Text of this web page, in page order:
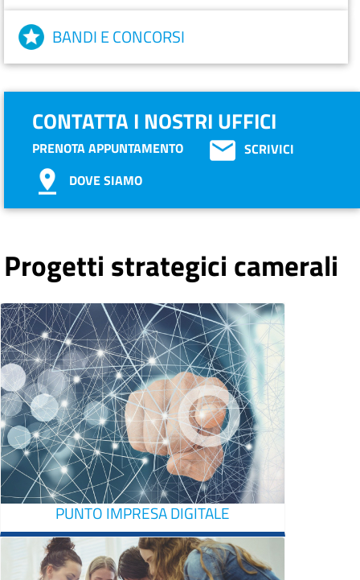
BANDI E CONCORSI
CONTATTA I NOSTRI UFFICI
PRENOTA APPUNTAMENTO
SCRIVICI
DOVE SIAMO
Progetti strategici camerali
PUNTO IMPRESA DIGITALE